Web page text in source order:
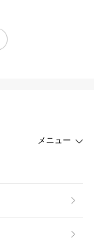
メニュー